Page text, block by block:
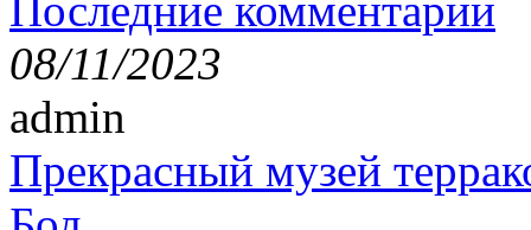
08/11/2023
admin
Прекрасный музей